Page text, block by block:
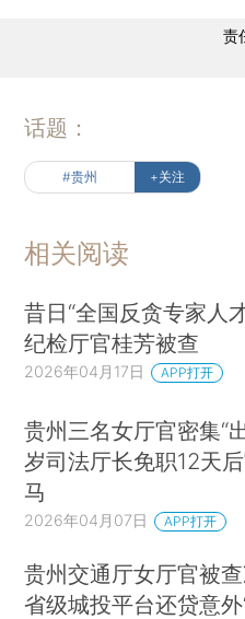
责
话题：
#贵州 +关注
相关阅读
昔日“全国反贪专家人
纪检厅官桂芳被查
2026年04月17日 APP打开
贵州三名女厅官密集“
岁司法厅长免职12天
马
2026年04月07日 APP打开
贵州交通厅女厅官被
省级城投平台还贷意外